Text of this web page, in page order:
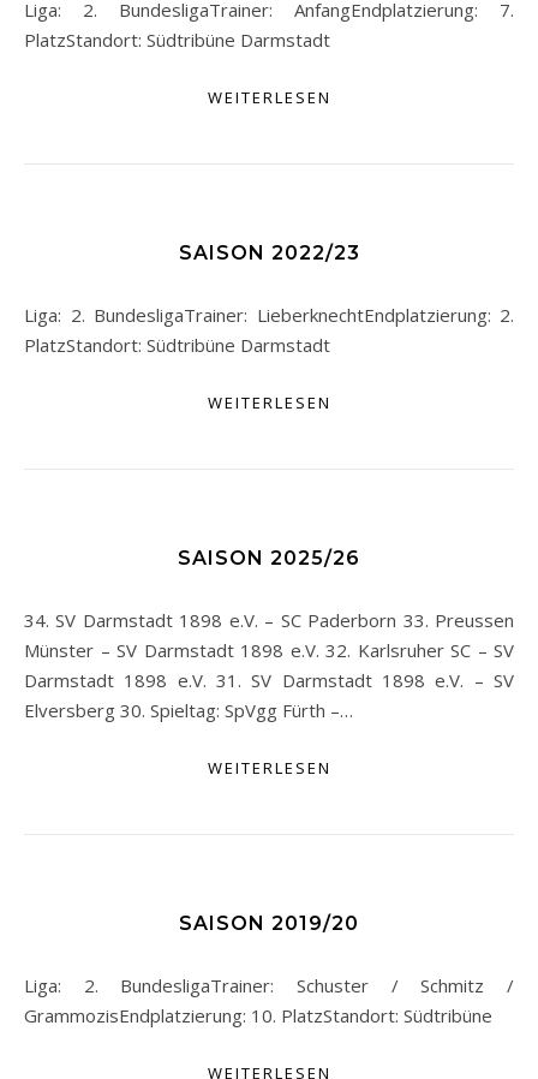
Liga: 2. BundesligaTrainer: AnfangEndplatzierung: 7.
PlatzStandort: Südtribüne Darmstadt
WEITERLESEN
SAISON 2022/23
Liga: 2. BundesligaTrainer: LieberknechtEndplatzierung: 2.
PlatzStandort: Südtribüne Darmstadt
WEITERLESEN
SAISON 2025/26
34. SV Darmstadt 1898 e.V. – SC Paderborn 33. Preussen
Münster – SV Darmstadt 1898 e.V. 32. Karlsruher SC – SV
Darmstadt 1898 e.V. 31. SV Darmstadt 1898 e.V. – SV
Elversberg 30. Spieltag: SpVgg Fürth –…
WEITERLESEN
SAISON 2019/20
Liga: 2. BundesligaTrainer: Schuster / Schmitz /
GrammozisEndplatzierung: 10. PlatzStandort: Südtribüne
WEITERLESEN